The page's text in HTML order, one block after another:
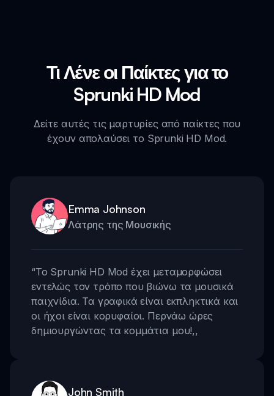
Τι Λένε οι Παίκτες για το
Sprunki HD Mod
Δείτε αυτές τις μαρτυρίες από παίκτες που
έχουν απολαύσει το Sprunki HD Mod.
Emma Johnson
Λάτρης της Μουσικής
“Το Sprunki HD Mod έχει μεταμορφώσει
εντελώς τον τρόπο που βιώνω τα μουσικά
παιχνίδια. Τα γραφικά είναι εκπληκτικά και
οι ήχοι είναι κορυφαίοι. Περνάω ώρες
δημιουργώντας τα κομμάτια μου!,,
John Smith